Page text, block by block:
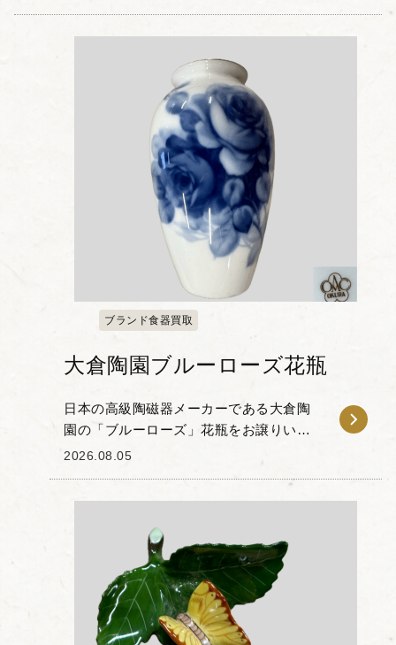
ブランド食器買取
大倉陶園ブルーローズ花瓶
日本の高級陶磁器メーカーである大倉陶
園の「ブルーローズ」花瓶をお譲りいた
だきました。 大倉陶園の代名詞とも言え
2026.08.05